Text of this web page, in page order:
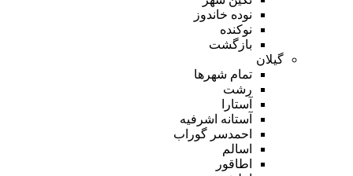
نوده خاندوز
نوکنده
بازگشت
گیلان
تمام شهر‌ها
رشت
آستارا
آستانه اشرفیه
احمدسر گوراب
اسالم
اطاقور